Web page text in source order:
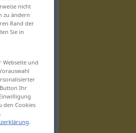
nicht
zu ändern
Rand der
Sie in
und
Ihr
den Cookies
.